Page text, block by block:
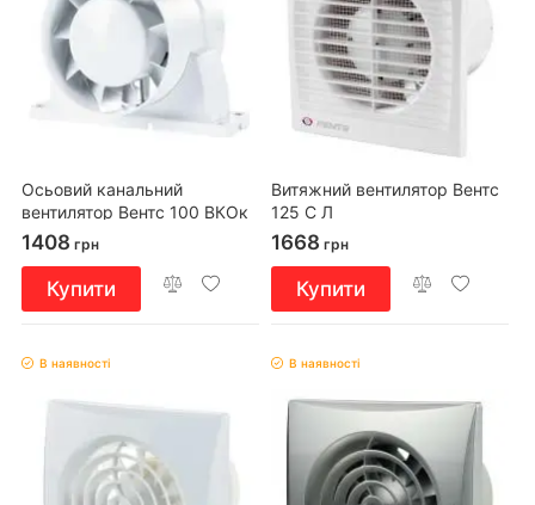
Осьовий канальний
вентилятор Вентс 100 ВКОк
Л
1408 грн
Купити
Витяжний вентилятор Вентс
125 С Л
1668 грн
Купити
В наявності В наявності